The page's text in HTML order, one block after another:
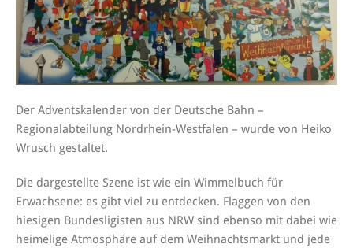
Der Adventskalender von der Deutsche Bahn –
Regionalabteilung Nordrhein-Westfalen – wurde von Heiko
Wrusch gestaltet.
Die dargestellte Szene ist wie ein Wimmelbuch für
Erwachsene: es gibt viel zu entdecken. Flaggen von den
hiesigen Bundesligisten aus NRW sind ebenso mit dabei wie
heimelige Atmosphäre auf dem Weihnachtsmarkt und jede